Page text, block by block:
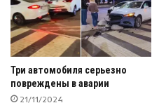
Три автомобиля серьезно
повреждены в аварии
21/11/2024